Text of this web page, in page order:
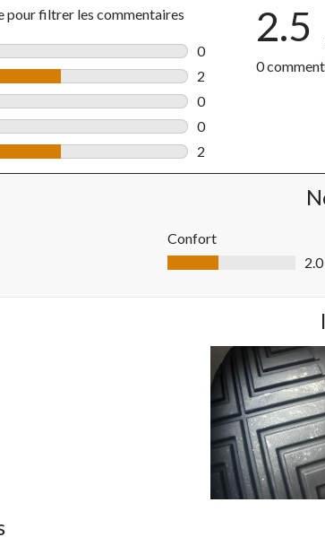
pour filtrer les commentaires
0
0 commentaires
2
2 commentaires avec
0
0 commentaires avec
0
0 commentaires avec
2
2.5
0
Confort
Confort, 2.0 sur 5
2.0